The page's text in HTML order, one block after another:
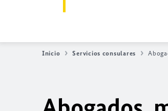
Inicio Servicios consulares